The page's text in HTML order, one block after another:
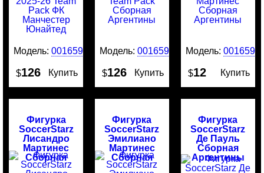
Модель:0016594
$126 Купить
Модель:0016593
$126 Купить
Модель: 0016592
$12 Купить
Фигурка
SoccerStarz
Лисандро
Мартинес
Сборная
Аргентины
Фигурка
SoccerStarz
Эмилиано
Мартинес
Сборная
Аргентины
Фигурка
SoccerStarz
Де Пауль
Сборная
Аргентины